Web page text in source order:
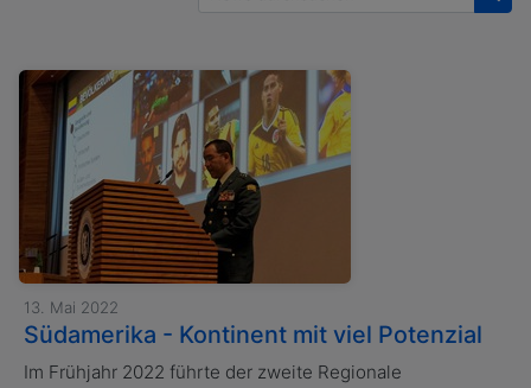
13. Mai 2022
Südamerika - Kontinent mit viel Potenzial
Im Frühjahr 2022 führte der zweite Regionale